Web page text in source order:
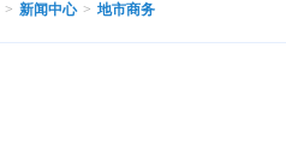
> 新闻中心 > 地市商务